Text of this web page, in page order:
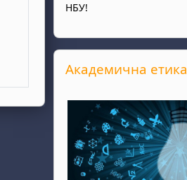
НБУ!
Прескочи Академична етика
Академична етика